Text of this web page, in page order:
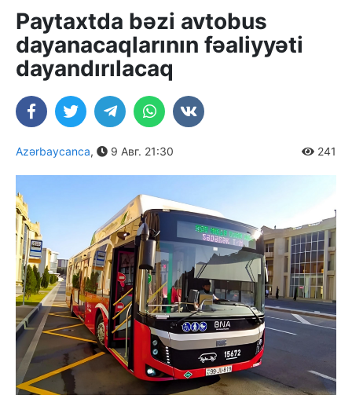
Paytaxtda bəzi avtobus
dayanacaqlarının fəaliyyəti
dayandırılacaq
Azərbaycanca, 9 Авг. 21:30 241